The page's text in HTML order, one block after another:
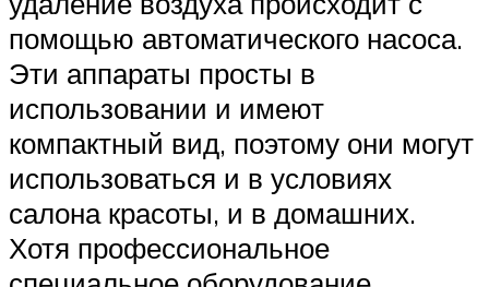
помощью автоматического насоса.
Эти аппараты просты в
использовании и имеют
компактный вид, поэтому они могут
использоваться и в условиях
салона красоты, и в домашних.
Хотя профессиональное